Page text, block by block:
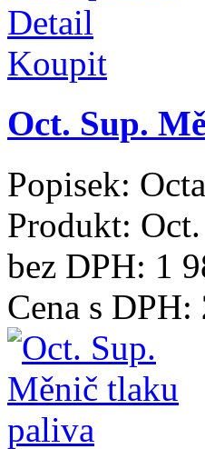
Detail
Koupit
Oct. Sup.
Popisek:
Produkt:
bez DPH: 1
Cena s DPH: